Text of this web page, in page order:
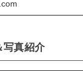
写真紹介